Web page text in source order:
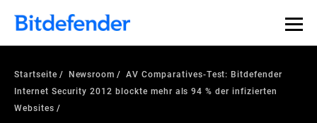
Startseite Newsroom
AV Comparatives-Test: Bitdefender
Internet Security 2012 blockte mehr als 94 % der infizierten
Websites